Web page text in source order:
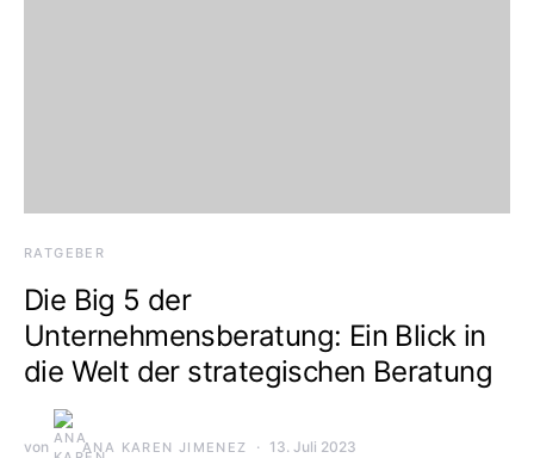
RATGEBER
Die Big 5 der
Unternehmensberatung: Ein Blick in
die Welt der strategischen Beratung
von ANA KAREN JIMENEZ 13. Juli 2023